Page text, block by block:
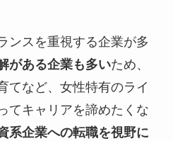
ンスを重視する企業が多
がある企業も多いため、
てなど、女性特有のライ
てキャリアを諦めたくな
系企業への転職を視野に